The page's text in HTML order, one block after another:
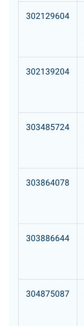
302129604
302139204
303485724
303864078
303886644
304875087